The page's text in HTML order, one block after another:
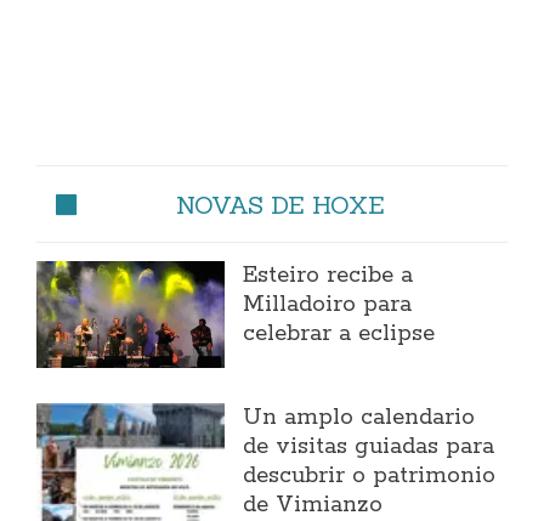
NOVAS DE HOXE
Esteiro recibe a
Milladoiro para
celebrar a eclipse
Un amplo calendario
de visitas guiadas para
descubrir o patrimonio
de Vimianzo